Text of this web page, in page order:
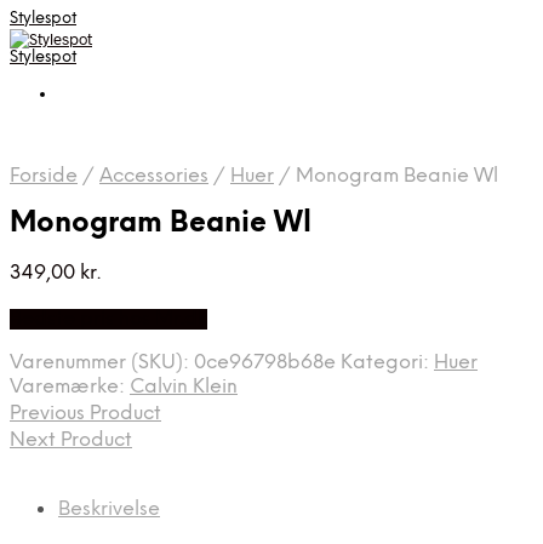
Stylespot
Stylespot
Forside / Accessories / Huer / Monogram Beanie Wl
Monogram Beanie Wl
349,00 kr.
Varenummer (SKU): 0ce96798b68e Kategori: Huer
Varemærke: Calvin Klein
Previous Product
Next Product
Beskrivelse